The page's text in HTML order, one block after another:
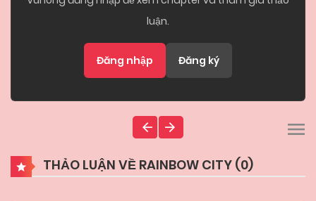
luận.
Đăng nhập Đăng ký
THẢO LUẬN VỀ RAINBOW CITY (0)